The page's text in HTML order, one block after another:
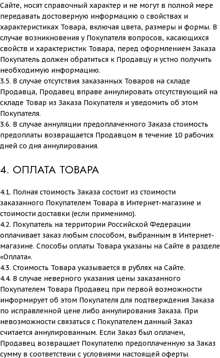
Сайте, носят справочный характер и не могут в полной мере
передавать достоверную информацию о свойствах и
характеристиках Товара, включая цвета, размеры и формы. В
случае возникновения у Покупателя вопросов, касающихся
свойств и характеристик Товара, перед оформлением Заказа
Покупатель должен обратиться к Продавцу и устно получить
необходимую информацию.
3.5. В случае отсутствия заказанных Товаров на складе
Продавца, Продавец вправе аннулировать отсутствующий на
складе Товар из Заказа Покупателя и уведомить об этом
Покупателя.
3.6. В случае аннуляции предоплаченного Заказа стоимость
предоплаты возвращается Продавцом в течение 10 рабочих
дней со дня аннулирования.
4. ОПЛАТА ТОВАРА
4.1. Полная стоимость Заказа состоит из стоимости
заказанного Покупателем Товара в Интернет-магазине и
стоимости доставки (если применимо).
4.2. Покупатель на территории Российской Федерации
оплачивает заказ любым способом, выбранным в Интернет-
магазине. Способы оплаты Товара указаны на Сайте в разделе
«Оплата».
4.3. Стоимость Товара указывается в рублях на Сайте.
4.4. В случае неверного указания цены заказанного
Покупателем Товара Продавец при первой возможности
информирует об этом Покупателя для подтверждения Заказа
по исправленной цене либо аннулирования Заказа. При
невозможности связаться с Покупателем данный Заказ
считается аннулированным. Если Заказ был оплачен,
Продавец возвращает Покупателю предоплаченную за Заказ
сумму в соответствии с условиями настоящей оферты.